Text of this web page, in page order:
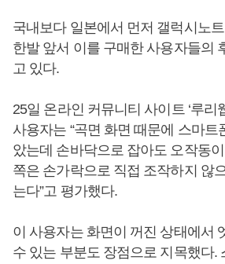
국내보다 일본에서 먼저 갤럭시노
한발 앞서 이를 구매한 사용자들의
고 있다.
25일 온라인 커뮤니티 사이트 ‘루리
사용자는 “곡면 화면 때문에 스마트
았는데 손바닥으로 잡아도 오작동이
쪽은 손가락으로 직접 조작하지 않
는다”고 평가했다.
이 사용자는 화면이 꺼진 상태에서
수 있는 부분도 장점으로 지목했다.